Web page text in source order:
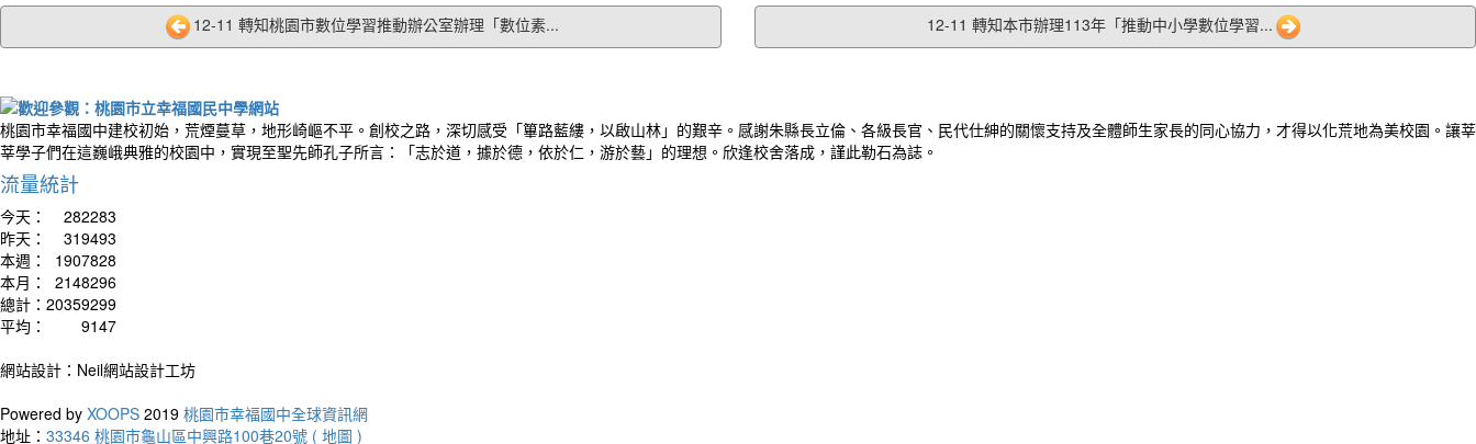
12-11 轉知桃園市數位學習推動辦公室辦理「數位素... 12-11 轉知本市辦理113年「推動中小學數位學習...
桃園市幸福國中建校初始，荒煙蔓草，地形崎嶇不平。創校之路，深切感受「篳路藍縷，以啟山林」的艱辛。感謝朱縣長立倫、各級長官、民代仕紳的關懷支持及全體師生家長的同心協力，才得以化荒地為美校園。讓莘
莘學子們在這巍峨典雅的校園中，實現至聖先師孔子所言：「志於道，據於德，依於仁，游於藝」的理想。欣逢校舍落成，謹此勒石為誌。
流量統計
今天：
282283
昨天：
319493
本週：
1907828
本月：
2148296
總計： 20359299
平均：
9147
網站設計：Neil網站設計工坊
Powered by XOOPS 2019 桃園市幸福國中全球資訊網
地址： 33346 桃園市龜山區中興路100巷20號 ( 地圖 )